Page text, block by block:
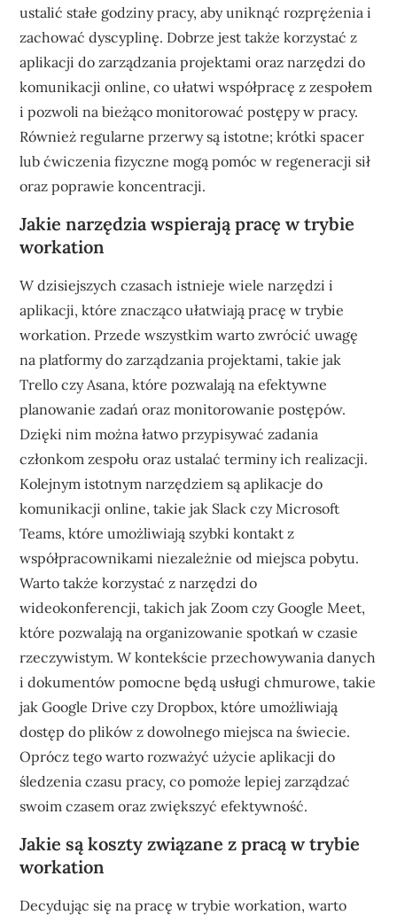
ustalić stałe godziny pracy, aby uniknąć rozprężenia i
zachować dyscyplinę. Dobrze jest także korzystać z
aplikacji do zarządzania projektami oraz narzędzi do
komunikacji online, co ułatwi współpracę z zespołem
i pozwoli na bieżąco monitorować postępy w pracy.
Również regularne przerwy są istotne; krótki spacer
lub ćwiczenia fizyczne mogą pomóc w regeneracji sił
oraz poprawie koncentracji.
Jakie narzędzia wspierają pracę w trybie
workation
W dzisiejszych czasach istnieje wiele narzędzi i
aplikacji, które znacząco ułatwiają pracę w trybie
workation. Przede wszystkim warto zwrócić uwagę
na platformy do zarządzania projektami, takie jak
Trello czy Asana, które pozwalają na efektywne
planowanie zadań oraz monitorowanie postępów.
Dzięki nim można łatwo przypisywać zadania
członkom zespołu oraz ustalać terminy ich realizacji.
Kolejnym istotnym narzędziem są aplikacje do
komunikacji online, takie jak Slack czy Microsoft
Teams, które umożliwiają szybki kontakt z
współpracownikami niezależnie od miejsca pobytu.
Warto także korzystać z narzędzi do
wideokonferencji, takich jak Zoom czy Google Meet,
które pozwalają na organizowanie spotkań w czasie
rzeczywistym. W kontekście przechowywania danych
i dokumentów pomocne będą usługi chmurowe, takie
jak Google Drive czy Dropbox, które umożliwiają
dostęp do plików z dowolnego miejsca na świecie.
Oprócz tego warto rozważyć użycie aplikacji do
śledzenia czasu pracy, co pomoże lepiej zarządzać
swoim czasem oraz zwiększyć efektywność.
Jakie są koszty związane z pracą w trybie
workation
Decydując się na pracę w trybie workation, warto